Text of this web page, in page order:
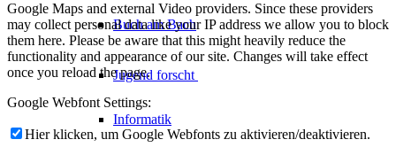
Buch am Bach
Jugend forscht
Informatik
Google Maps and external Video providers. Since these providers
may collect personal data like your IP address we allow you to block
them here. Please be aware that this might heavily reduce the
functionality and appearance of our site. Changes will take effect
once you reload the page.
Google Webfont Settings:
Hier klicken, um Google Webfonts zu aktivieren/deaktivieren.